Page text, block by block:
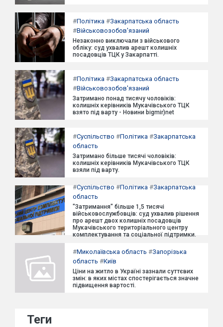
#Політика #Закарпатська область
#Військовозобов'язаний
Незаконно виключали з військового
обліку: суд ухвалив арешт колишніх
посадовців ТЦК у Закарпатті.
#Політика #Закарпатська область
#Військовозобов'язаний
Затримано понад тисячу чоловіків:
колишніх керівників Мукачівського ТЦК
взято під варту - Новини bigmir)net
#Суспільство #Політика #Закарпатська
область
Затримано більше тисячі чоловіків:
колишніх керівників Мукачівського ТЦК
взяли під варту.
#Суспільство #Політика #Закарпатська
область
"Затримання" більше 1,5 тисячі
військовослужбовців: суд ухвалив рішення
про арешт двох колишніх посадовців
Мукачівського територіального центру
комплектування та соціальної підтримки.
#Миколаївська область #Запорізька
область #Київ
Ціни на житло в Україні зазнали суттєвих
змін: в яких містах спостерігається значне
підвищення вартості.
Теги